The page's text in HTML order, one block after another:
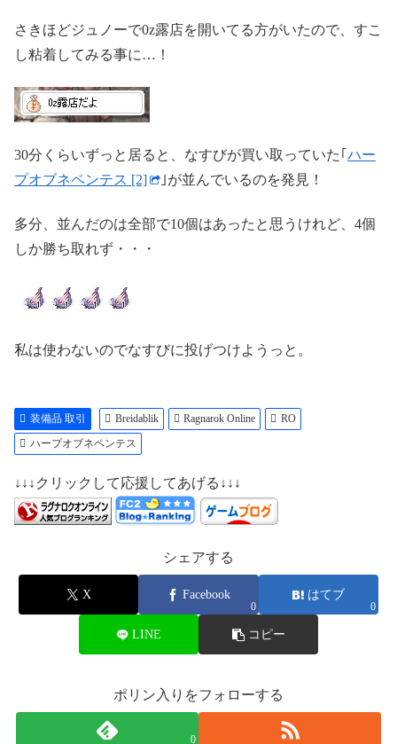
さきほどジュノーで0z露店を開いてる方がいたので、すこ
し粘着してみる事に…！
30分くらいずっと居ると、なすびが買い取っていた｢ ハー
プオブネペンテス [2]
｣が並んでいるのを発見！
多分、並んだのは全部で10個はあったと思うけれど、4個
しか勝ち取れず・・・
私は使わないのでなすびに投げつけようっと。
装備品 取引 Breidablik Ragnarok Online
RO
ハープオブネペンテス
↓↓↓クリックして応援してあげる↓↓↓
シェアする
X Facebook
0
はてブ
0
LINE コピー
ポリン入りをフォローする
0